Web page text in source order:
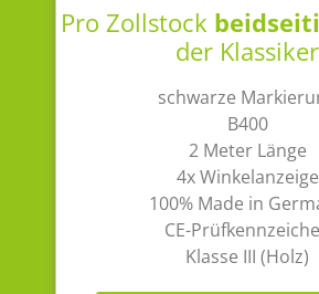
Pro Zollstock
der Klassiker
schwarze
B400
2 Meter Länge
4x Winkelanzeige
100% Made in
CE-
Klasse III (Holz)